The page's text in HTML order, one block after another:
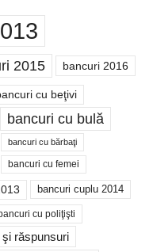
2015 bancuri 2016
cu beţivi
bancuri cu bulă
bancuri cu bărbaţi
bancuri cu femei
bancuri cuplu 2014
cu poliţişti
răspunsuri